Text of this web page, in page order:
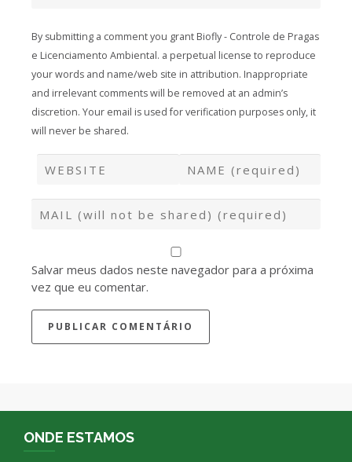
By submitting a comment you grant Biofly - Controle de Pragas
e Licenciamento Ambiental. a perpetual license to reproduce
your words and name/web site in attribution. Inappropriate
and irrelevant comments will be removed at an admin’s
discretion. Your email is used for verification purposes only, it
will never be shared.
Salvar meus dados neste navegador para a próxima
vez que eu comentar.
ONDE ESTAMOS